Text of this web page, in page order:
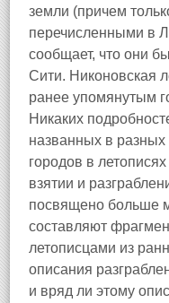
земли (причем
перечисленными в
сообщает, что они
Сити. Никоновская
ранее упомянутым
Никаких
названных в разных
городов в
взятии и
посвящено больше
составляют
летописцами из
описания
и вряд ли этому